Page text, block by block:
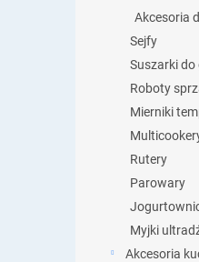
Akcesoria
Sejfy
Suszarki
Roboty
Mierniki
Rutery
Parowary
Myjki
Akcesoria